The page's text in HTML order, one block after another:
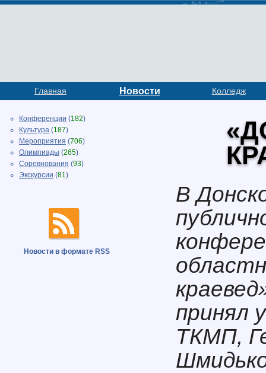
Главная Новости Колледж
Конференции (182)
Культура (187)
Мероприятия (706)
Олимпиады (265)
Соревнования (93)
Экскурсии (81)
Новости в формате RSS
В
принял
ТКМП,